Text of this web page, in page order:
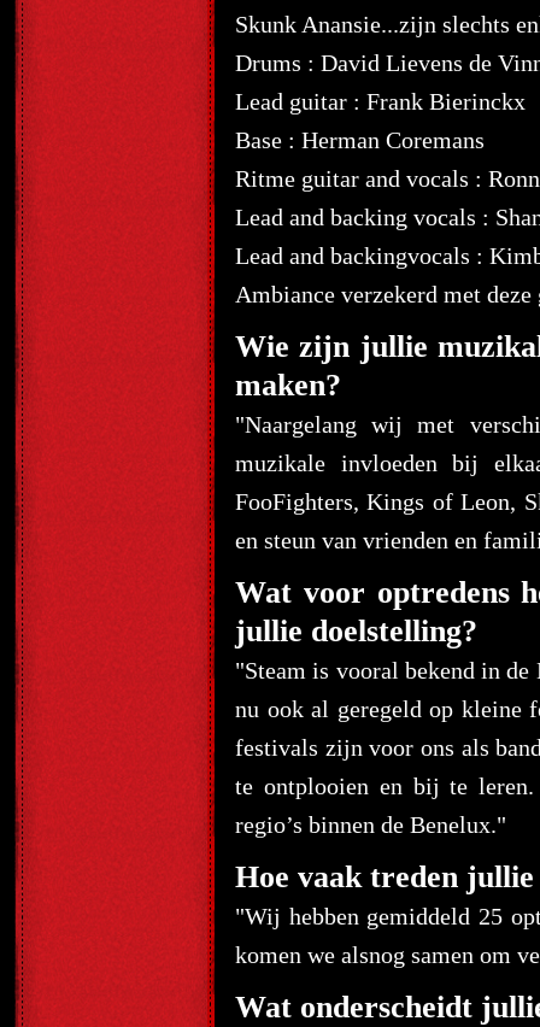
Skunk Anansie...zijn slechts
Drums : David Lievens de
Lead guitar : Frank Bierinckx
Base : Herman Coremans
Ritme guitar and vocals :
Lead and backing vocals :
Lead and backingvocals :
Ambiance verzekerd met
Wie zijn jullie
maken?
"Naargelang wij met
muzikale invloeden bij
FooFighters, Kings of Leon,
en steun van vrienden en
Wat voor optredens
jullie doelstelling?
"Steam is vooral bekend in de
nu ook al geregeld op kleine
festivals zijn voor ons als
te ontplooien en bij te leren.
regio’s binnen de Benelux."
Hoe vaak treden
"Wij hebben gemiddeld 25
komen we alsnog samen om
Wat onderscheidt